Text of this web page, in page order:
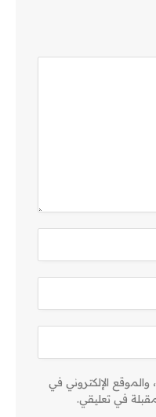
الإلكتروني في
في تعليقي.